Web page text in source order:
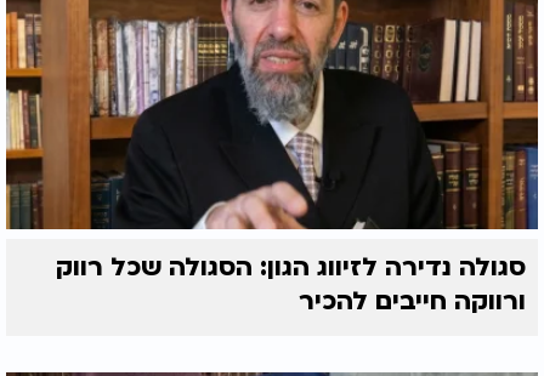
סגולה נדירה לזיווג הגון: הסגולה שכל רווק
ורווקה חייבים להכיר